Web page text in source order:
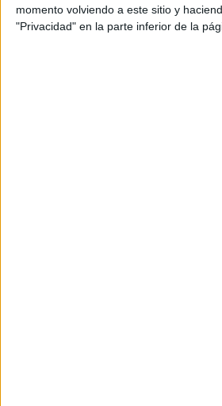
momento volviendo a este sitio y
"Privacidad" en la parte inferior de la